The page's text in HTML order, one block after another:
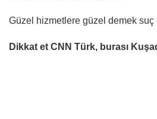
Güzel hizmetlere güzel demek
Dikkat et CNN Türk, burası